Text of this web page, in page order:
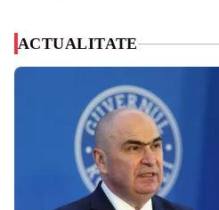
ACTUALITATE